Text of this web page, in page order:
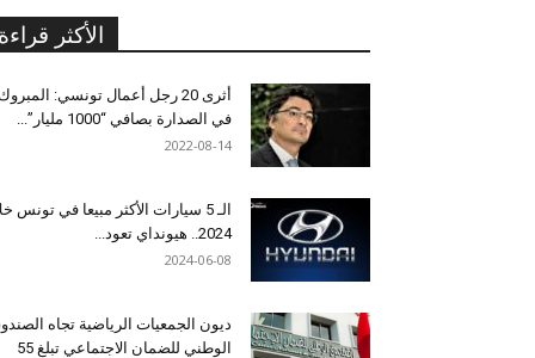
الأكثر قراءة
أثرى 20 رجل أعمال تونسي: المبروك
في الصدارة بصافي “1000 مليار”...
2022-08-14
الـ 5 سيارات الأكثر مبيعا في تونس
2024.. هيونداي تعود...
2024-06-08
ديون الجمعيات الرياضية تجاه
الوطني للضمان الاجتماعي تبلغ 55